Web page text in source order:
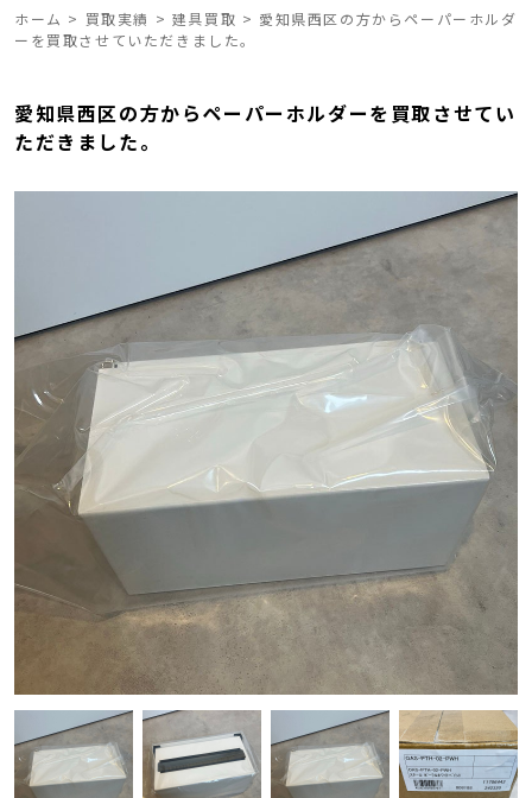
ホーム > 買取実績 > 建具買取 > 愛知県西区の方からペーパーホルダ
ーを買取させていただきました。
愛知県西区の方からペーパーホルダーを買取させてい
ただきました。